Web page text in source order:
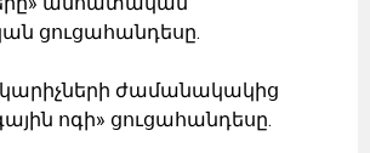
ցուցահանդեսը.
ժամանակակից
ոգի» ցուցահանդեսը.